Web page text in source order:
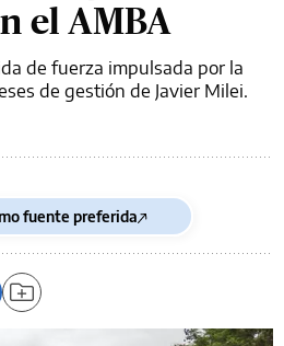
el AMBA
de fuerza impulsada por la
de gestión de Javier Milei.
fuente preferida